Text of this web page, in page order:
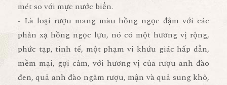
mét so với mực nước biển.
- Là loại rượu mang màu hồng ngọc đậm với các
phản xạ hồng ngọc lựu, nó có một hương vị rộng,
phức tạp, tinh tế, một phạm vi khứu giác hấp dẫn,
mềm mại, gợi cảm, với hương vị của rượu anh đào
đen, quả anh đào ngâm rượu, mận và quả sung khô,